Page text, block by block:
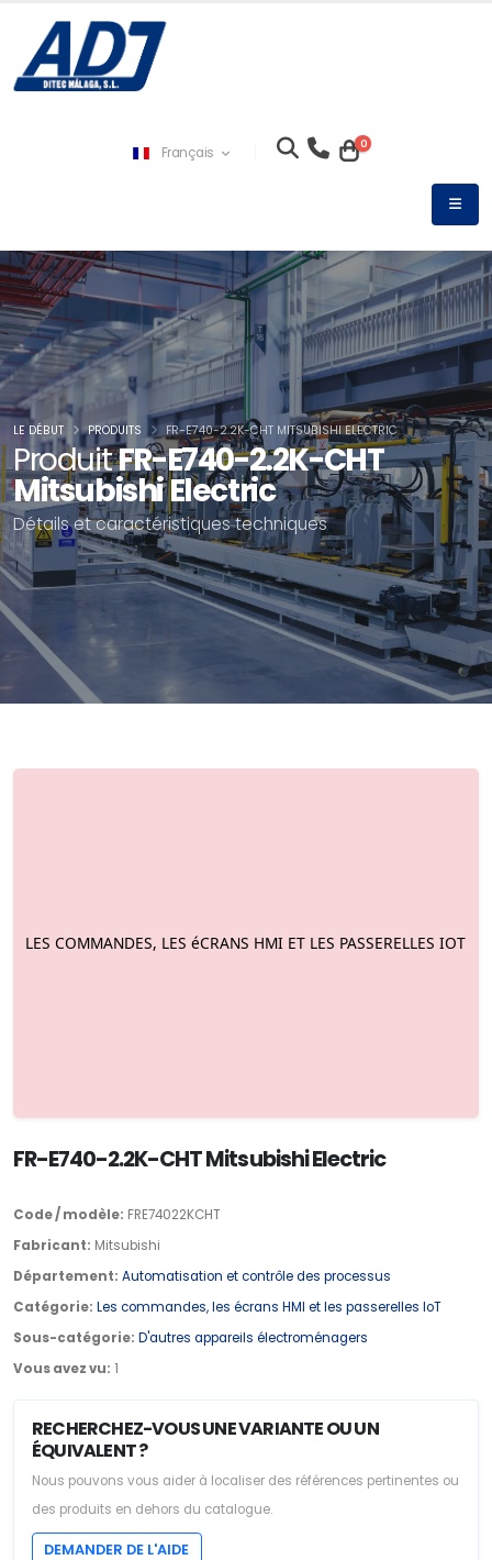
Français 0
ProduitFR-E740-2.2K-CHT
Mitsubishi Electric
Détails et caractéristiques techniques
LE DÉBUT PRODUITS FR-E740-2.2K-CHT MITSUBISHI ELECTRIC
FR-E740-2.2K-CHT Mitsubishi Electric
Code / modèle: FRE74022KCHT
Fabricant: Mitsubishi
Département: Automatisation et contrôle des processus
Catégorie: Les commandes, les écrans HMI et les passerelles IoT
Sous-catégorie: D'autres appareils électroménagers
Vous avez vu: 1
RECHERCHEZ-VOUS UNE VARIANTE OU UN
ÉQUIVALENT ?
Nous pouvons vous aider à localiser des références pertinentes ou
des produits en dehors du catalogue.
DEMANDER DE L'AIDE